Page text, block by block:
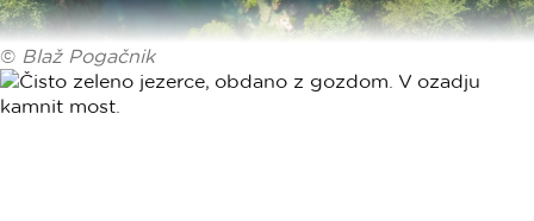
© Blaž Pogačnik